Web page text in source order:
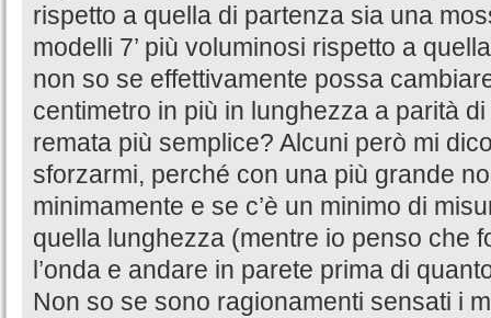
rispetto a quella di partenza sia una
modelli 7’ più voluminosi rispetto a
non so se effettivamente possa
centimetro in più in lunghezza a parità
remata più semplice? Alcuni però mi
sforzarmi, perché con una più grande
minimamente e se c’è un minimo di
quella lunghezza (mentre io penso che
l’onda e andare in parete prima di
Non so se sono ragionamenti sensati i